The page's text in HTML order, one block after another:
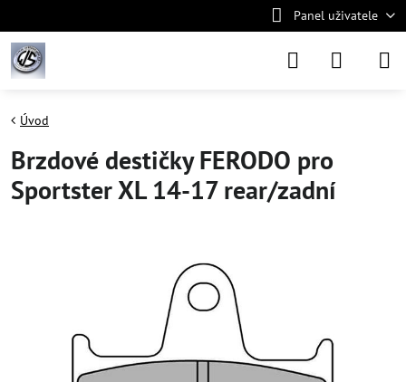
Panel uživatele
Úvod
Brzdové destičky FERODO pro
Sportster XL 14-17 rear/zadní